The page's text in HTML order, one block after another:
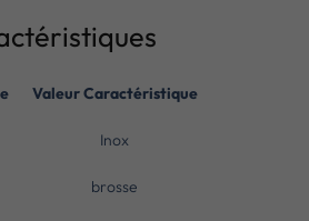
Valeur Caractéristique
Inox
brosse